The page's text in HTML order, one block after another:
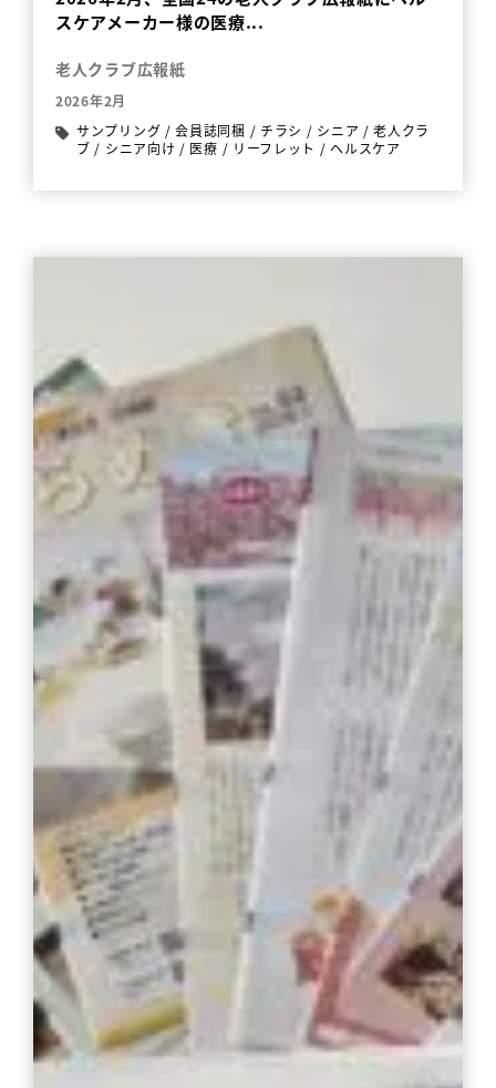
スケアメーカー様の医療...
老人クラブ広報紙
2026年2月
サンプリング /会員誌同梱 / チラシ / シニア /老人クラ
ブ / シニア向け / 医療 / リーフレット / ヘルスケア